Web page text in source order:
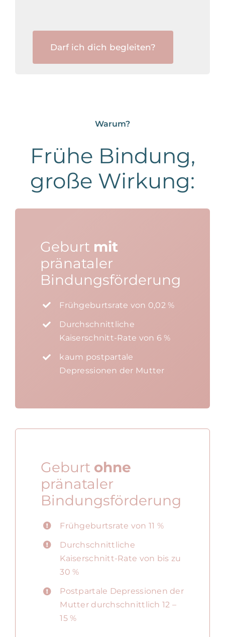
Darf ich dich begleiten?
Warum?
Frühe Bindung,
große Wirkung:
Geburt mit
pränataler
Bindungsförderung
Frühgeburtsrate von 0,02 %
Durchschnittliche
Kaiserschnitt-Rate von 6 %
kaum postpartale
Depressionen der Mutter
Geburt ohne
pränataler
Bindungsförderung
Frühgeburtsrate von 11 %
Durchschnittliche
Kaiserschnitt-Rate von bis zu
30 %
Postpartale Depressionen der
Mutter durchschnittlich 12 –
15 %